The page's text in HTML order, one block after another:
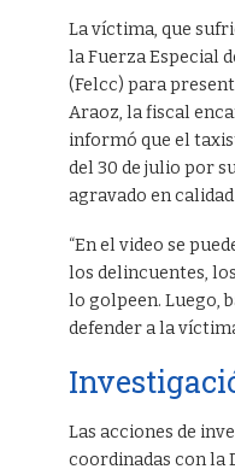
La víctima, que
la Fuerza Especial
(Felcc) para
Araoz, la fiscal
informó que el
del 30 de julio por
agravado en
“En el video se
los delincuentes,
lo golpeen. Luego,
defender a la
Las acciones de
coordinadas con la